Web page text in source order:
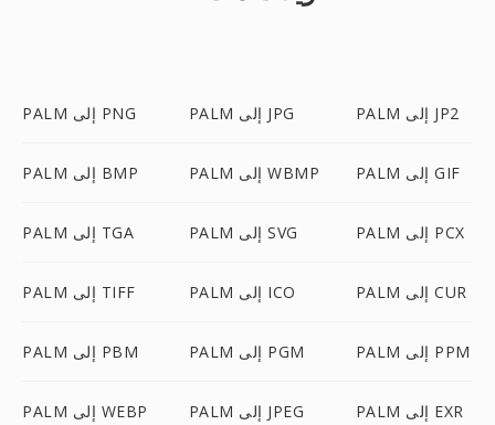
PALM إلى PNG PALM إلى JPG PALM إلى JP2
PALM إلى BMP PALM إلى WBMP PALM إلى GIF
PALM إلى TGA PALM إلى SVG PALM إلى PCX
PALM إلى TIFF PALM إلى ICO PALM إلى CUR
PALM إلى PBM PALM إلى PGM PALM إلى PPM
PALM إلى WEBP PALM إلى JPEG PALM إلى EXR